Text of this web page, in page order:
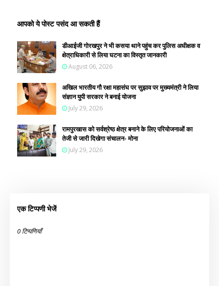
आपको ये पोस्ट पसंद आ सकती हैं
डीआईजी गोरखपुर ने भी कसया थाने पहुंच कर पुलिस अधीक्षक व
क्षेत्राधिकारी से लिया घटना का विस्तृत जानकारी
August 06, 2026
अखिल भारतीय गौ रक्षा महासंघ पर सुझाव पर मुख्यमंत्री ने लिया
संज्ञान युपी सरकार ने बनाई योजना
July 29, 2026
रामपुरखास को सर्वश्रेष्ठ क्षेत्र बनाने के लिए परियोजनाओं का
तेजी से जारी दिखेगा संचालन- मोना
July 29, 2026
एक टिप्पणी भेजें
0 टिप्पणियाँ